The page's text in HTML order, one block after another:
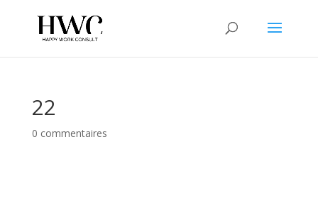
22
0 commentaires